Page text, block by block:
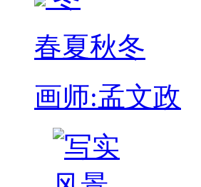
春夏秋冬
画师:孟文政